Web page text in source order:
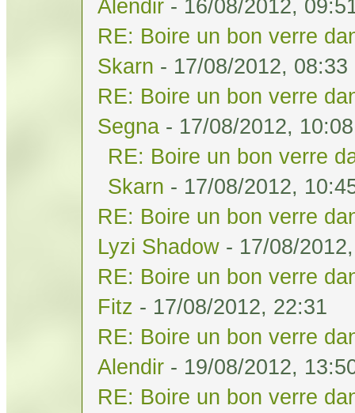
Alendir - 16/08/2012,
RE: Boire un bon verre
Skarn - 17/08/2012, 08:33
RE: Boire un bon verre
Segna - 17/08/2012, 10:08
RE: Boire un bon verre
Skarn - 17/08/2012,
RE: Boire un bon verre
Lyzi Shadow - 17/08/
RE: Boire un bon verre
Fitz - 17/08/2012, 22:31
RE: Boire un bon verre
Alendir - 19/08/2012,
RE: Boire un bon verre